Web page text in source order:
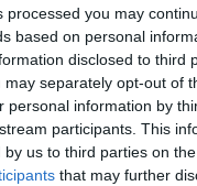
processed you may
based on personal
disclosed to third
may separately opt-out of
personal information by
participants. This
by us to third parties on the
that may further
×